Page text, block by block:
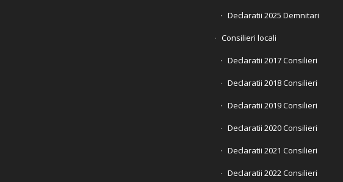
Declaratii 2025 Demnitari
Consilieri locali
Declaratii 2017 Consilieri
Declaratii 2018 Consilieri
Declaratii 2019 Consilieri
Declaratii 2020 Consilieri
Declaratii 2021 Consilieri
Declaratii 2022 Consilieri